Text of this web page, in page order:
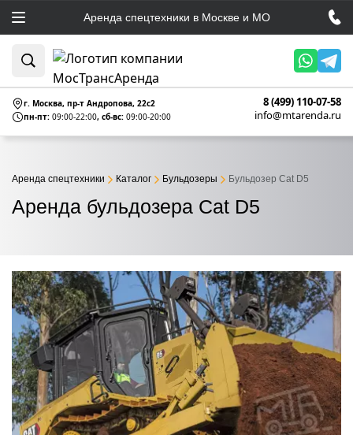
Аренда спецтехники в Москве и МО
г. Москва, пр-т Андропова, 22c2
пн-пт: 09:00-22:00, сб-вс: 09:00-20:00
8 (499) 110-07-58
info@mtarenda.ru
Аренда бульдозера Cat D5
Аренда спецтехники Каталог Бульдозеры Бульдозер Cat D5